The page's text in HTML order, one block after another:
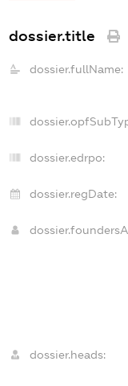
dossier.title
dossier.fullName:
dossier.edrpo:
dossier.regDate:
dossier.heads: